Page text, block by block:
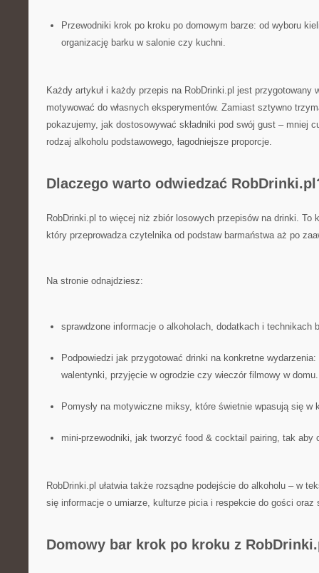
Przewodniki krok po kroku po domowym barze: od wyboru
organizację barku w salonie czy kuchni.
Każdy artykuł i każdy przepis na RobDrinki.pl jest przygotowany
motywować do własnych eksperymentów. Zamiast sztywno
pokazujemy, jak dostosowywać składniki pod swój gust – mniej
rodzaj alkoholu podstawowego, łagodniejsze proporcje.
Dlaczego warto odwiedzać
RobDrinki.pl to więcej niż zbiór losowych przepisów na drinki. To
który przeprowadza czytelnika od podstaw barmaństwa aż po
Na stronie odnajdziesz:
sprawdzone informacje o alkoholach, dodatkach i technikach
Podpowiedzi jak przygotować drinki na konkretne
walentynki, przyjęcie w ogrodzie czy wieczór filmowy w domu.
Pomysły na motywiczne miksy, które świetnie wpasują się w
mini-przewodniki, jak tworzyć food & cocktail pairing, tak aby
RobDrinki.pl ułatwia także rozsądne podejście do alkoholu – w
się informacje o umiarze, kulturze picia i respekcie do gości oraz
Domowy bar krok po kroku z